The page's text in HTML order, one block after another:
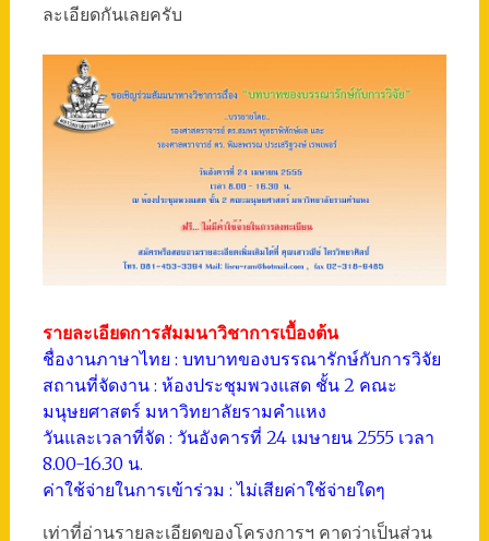
ละเอียดกันเลยครับ
รายละเอียดการสัมมนาวิชาการเบื้องต้น
ชื่องานภาษาไทย : บทบาทของบรรณารักษ์กับการวิจัย
สถานที่จัดงาน : ห้องประชุมพวงแสด ชั้น 2 คณะ
มนุษยศาสตร์ มหาวิทยาลัยรามคำแหง
วันและเวลาที่จัด : วันอังคารที่ 24 เมษายน 2555 เวลา
8.00-16.30 น.
ค่าใช้จ่ายในการเข้าร่วม : ไม่เสียค่าใช้จ่ายใดๆ
เท่าที่อ่านรายละเอียดของโครงการฯ คาดว่าเป็นส่วน